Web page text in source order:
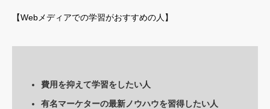
【Webメディアでの学習がおすすめの人】
費用を抑えて学習をしたい人
有名マーケターの最新ノウハウを習得したい人